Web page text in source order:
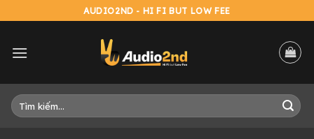
to
AUDIO2ND - HI FI BUT LOW FEE
Tìm
kiếm: